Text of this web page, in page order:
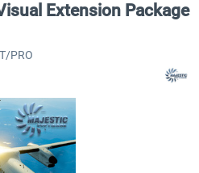
Extension Package
PRO